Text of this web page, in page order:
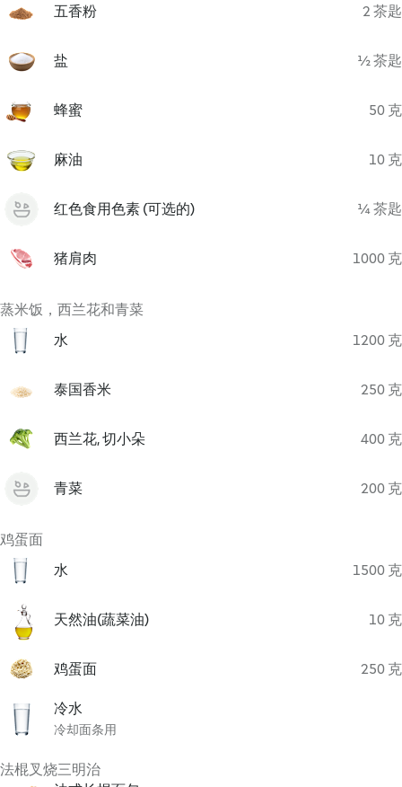
五香粉
2 茶匙
盐 ½ 茶匙
蜂蜜 50 克
麻油 10 克
红色食用色素 (可选的) ¼ 茶匙
猪肩肉 1000 克
蒸米饭，西兰花和青菜
水
1200 克
泰国香米 250 克
西兰花, 切小朵 400 克
青菜 200 克
鸡蛋面
水
1500 克
天然油(蔬菜油) 10 克
鸡蛋面 250 克
冷水
冷却面条用
法棍叉烧三明治